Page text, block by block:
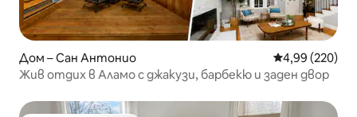
Дом – Сан Антонио Средна
4,99 (220)
Жив отдих в Аламо с джакузи, барбекю и заден двор